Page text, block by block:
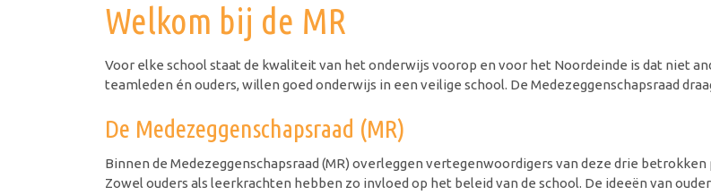
Welkom bij de MR
Voor elke school staat de kwaliteit van het onderwijs voorop en voor het Noordeinde is dat niet
teamleden én ouders, willen goed onderwijs in een veilige school. De Medezeggenschapsraad
De Medezeggenschapsraad (MR)
Binnen de Medezeggenschapsraad (MR) overleggen vertegenwoordigers van deze drie
Zowel ouders als leerkrachten hebben zo invloed op het beleid van de school. De ideeën van